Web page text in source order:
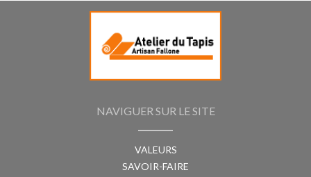
NAVIGUER SUR LE SITE
VALEURS
SAVOIR-FAIRE